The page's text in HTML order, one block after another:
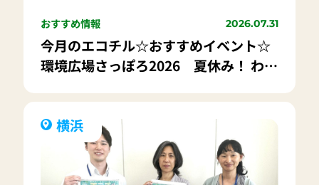
おすすめ情報 2026.07.31
今月のエコチル☆おすすめイベント☆
環境広場さっぽろ2026 夏休み！ わく
横浜